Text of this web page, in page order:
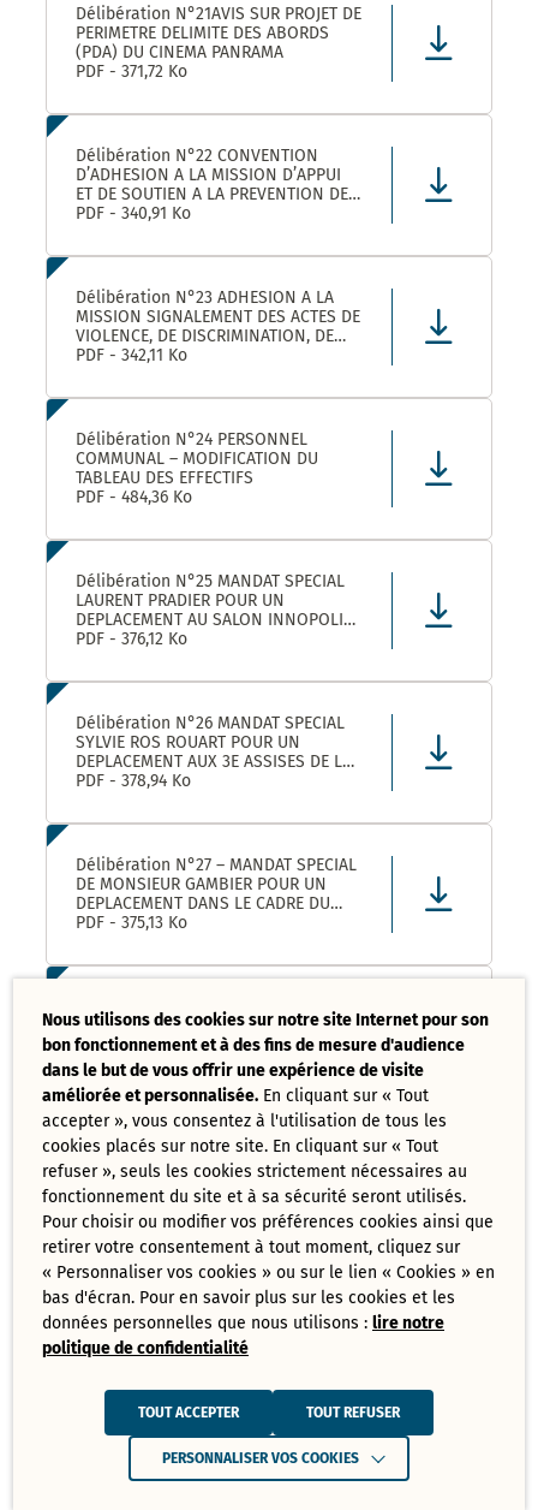
Délibération N°21AVIS SUR PROJET DE
PERIMETRE DELIMITE DES ABORDS
(PDA) DU CINEMA PANRAMA
PDF - 371,72 Ko
Délibération N°22 CONVENTION
D’ADHESION A LA MISSION D’APPUI
ET DE SOUTIEN A LA PREVENTION DES
RISQUES PROFESSIONNELS
PDF - 340,91 Ko
Délibération N°23 ADHESION A LA
MISSION SIGNALEMENT DES ACTES DE
VIOLENCE, DE DISCRIMINATION, DE
HARCELEMENT ET D’AGISSEMENTS
PDF - 342,11 Ko
Délibération N°24 PERSONNEL
COMMUNAL – MODIFICATION DU
TABLEAU DES EFFECTIFS
PDF - 484,36 Ko
Délibération N°25 MANDAT SPECIAL
LAURENT PRADIER POUR UN
DEPLACEMENT AU SALON INNOPOLIS
A PARIS
PDF - 376,12 Ko
Délibération N°26 MANDAT SPECIAL
SYLVIE ROS ROUART POUR UN
DEPLACEMENT AUX 3E ASSISES DE LA
VOIE D’ARLES A ARLES
PDF - 378,94 Ko
Délibération N°27 – MANDAT SPECIAL
DE MONSIEUR GAMBIER POUR UN
DEPLACEMENT DANS LE CADRE DU
FORUM DES ELUS INFO JEUNES A
PDF - 375,13 Ko
Liste des délibérations examinées
Conseil Municipal 17 mars 2025
PDF - 121,08 Ko
Ordre du jour du Conseil Municipal 17
mars 2025
PDF - 73,70 Ko
Tout
télécharger
Juin
Ressources de Juin 2025
Convocation Conseil Municipal du 30
PDF - 231,28 Ko
Nous utilisons des cookies sur notre site Internet pour son
bon fonctionnement et à des fins de mesure d'audience
dans le but de vous offrir une expérience de visite
améliorée et personnalisée. En cliquant sur « Tout
accepter », vous consentez à l'utilisation de tous les
cookies placés sur notre site. En cliquant sur « Tout
refuser », seuls les cookies strictement nécessaires au
fonctionnement du site et à sa sécurité seront utilisés.
Pour choisir ou modifier vos préférences cookies ainsi que
retirer votre consentement à tout moment, cliquez sur
« Personnaliser vos cookies » ou sur le lien « Cookies » en
bas d'écran. Pour en savoir plus sur les cookies et les
données personnelles que nous utilisons :lire notre
politique de confidentialité
TOUT ACCEPTER TOUT REFUSER
PERSONNALISER VOS COOKIES